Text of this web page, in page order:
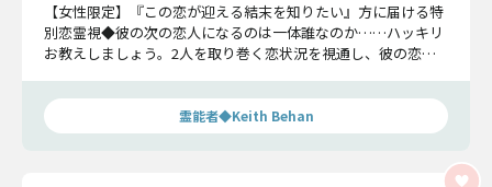
【女性限定】『この恋が迎える結末を知りたい』方に届ける特
別恋霊視◆彼の次の恋人になるのは一体誰なのか……ハッキリ
お教えしましょう。2人を取り巻く恋状況を視通し、彼の恋心
霊能者◆Keith Behan